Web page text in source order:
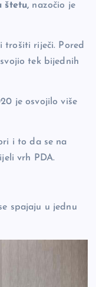
štetu, nazočio je
trošiti riječi. Pored
tek bijednih
je osvojilo više
i to da se na
vrh PDA.
spajaju u jednu